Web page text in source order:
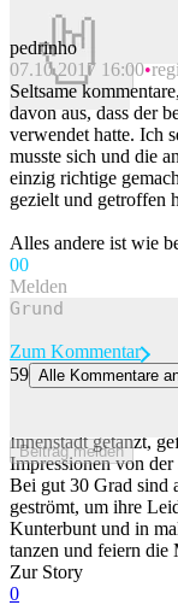
Beitrag melden
pedrinho
07.10.2017 16:00
Seltsame
davon aus, dass der
verwendet hatte. Ich
musste sich und die
einzig richtige
gezielt und getroffen
Alles andere ist wie
00
Melden
Beitrag melden
Zum Kommentar
59 Alle Kommentare
Innenstadt getanzt,
Impressionen von der
Bei gut 30 Grad sind
geströmt, um ihre
Kunterbunt und in
tanzen und feiern die
Zur Story
0